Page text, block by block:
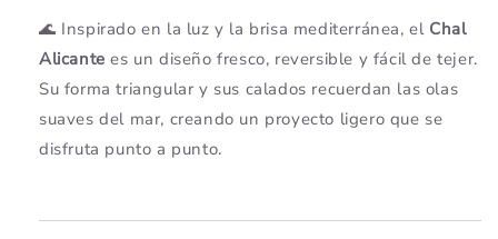
🌊 Inspirado en la luz y la brisa mediterránea, el Chal
Alicante es un diseño fresco, reversible y fácil de tejer.
Su forma triangular y sus calados recuerdan las olas
suaves del mar, creando un proyecto ligero que se
disfruta punto a punto.